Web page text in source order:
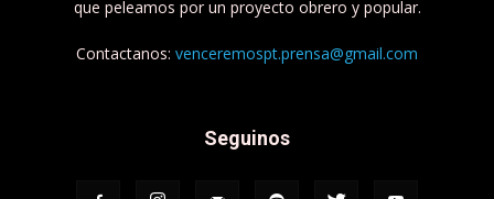
que peleamos por un proyecto obrero y popular.
Contactanos: venceremospt.prensa@gmail.com
Seguinos